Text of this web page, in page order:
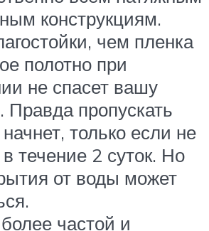
конструкциям.
чем пленка
полотно при
не спасет вашу
Правда пропускать
только если не
течение 2 суток. Но
от воды может
частой и